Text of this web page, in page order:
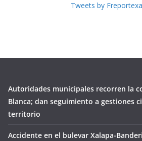
Tweets by
Autoridades municipales recorren la
Blanca; dan seguimiento a gestiones
territorio
Accidente en el bulevar Xalapa-